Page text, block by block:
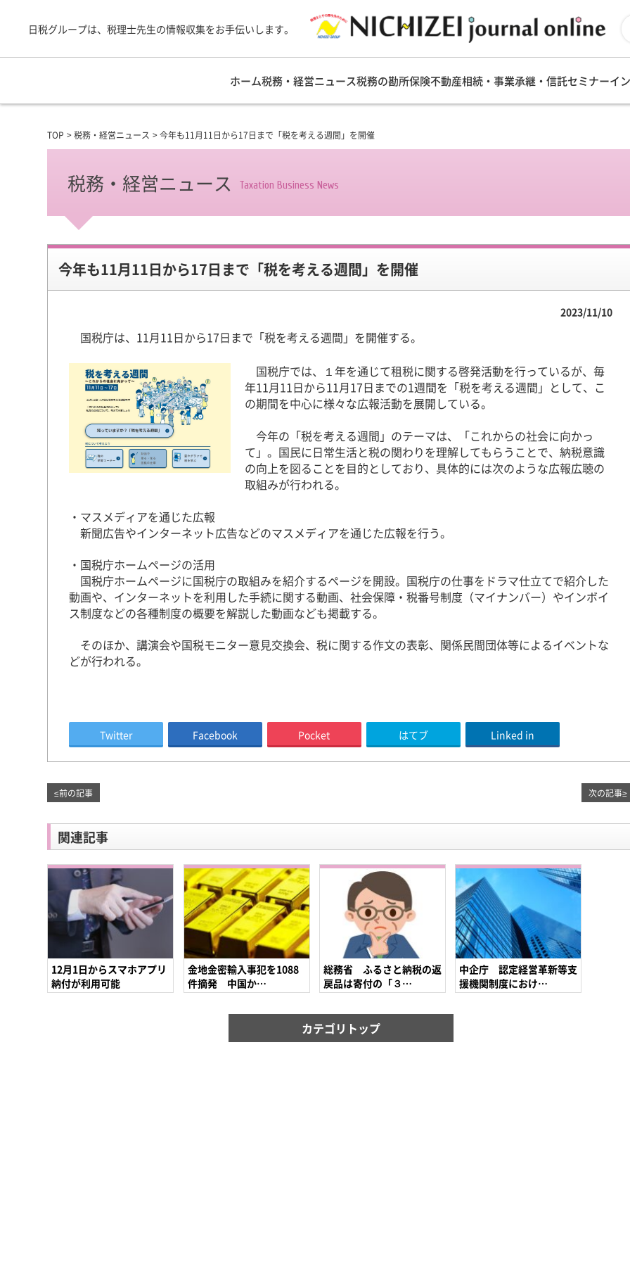
日税グループは、税理士先生の情報収集をお手伝いします。
ホーム税務・経営ニュース税務の勘所保険不動産相続・事業承継・信託セミナーイ
TOP 税務・経営ニュース 今年も11月11日から17日まで「税を考える週間」を開催
税務・経営ニュース Taxation Business News
今年も11月11日から17日まで「税を考える週間」を開催
2023/11/10
国税庁は、11月11日から17日まで「税を考える週間」を開催する。
国税庁では、１年を通じて租税に関する啓発活動を行っているが、毎
年11月11日から11月17日までの1週間を「税を考える週間」として、こ
の期間を中心に様々な広報活動を展開している。
今年の「税を考える週間」のテーマは、「これからの社会に向かっ
て」。国民に日常生活と税の関わりを理解してもらうことで、納税意識
の向上を図ることを目的としており、具体的には次のような広報広聴の
取組みが行われる。
・マスメディアを通じた広報
新聞広告やインターネット広告などのマスメディアを通じた広報を行う。
・国税庁ホームページの活用
国税庁ホームページに国税庁の取組みを紹介するページを開設。国税庁の仕事をドラマ仕立てで紹介した
動画や、インターネットを利用した手続に関する動画、社会保障・税番号制度（マイナンバー）やインボイ
ス制度などの各種制度の概要を解説した動画なども掲載する。
そのほか、講演会や国税モニター意見交換会、税に関する作文の表彰、関係民間団体等によるイベントな
どが行われる。
Twitter Facebook Pocket はてブ Linked in
≤前の記事 次の記事≥
関連記事
12月1日からスマホアプリ
納付が利用可能
金地金密輸入事犯を1088
件摘発 中国か…
総務省 ふるさと納税の返
戻品は寄付の「３…
中企庁 認定経営革新等支
援機関制度におけ…
カテゴリトップ